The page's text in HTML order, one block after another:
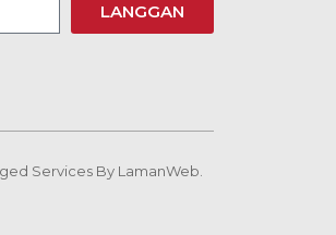
LANGGAN
Services By LamanWeb.